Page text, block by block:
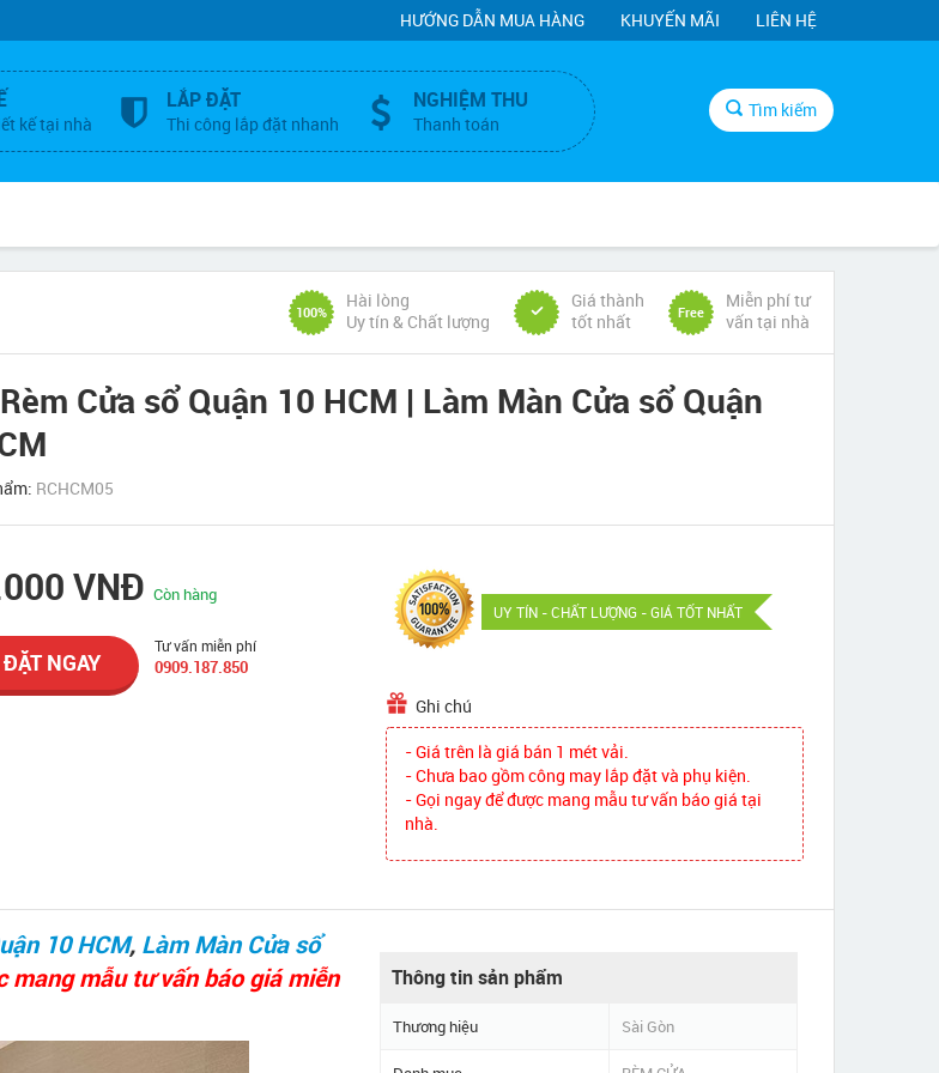
HƯỚNG DẪN MUA HÀNG KHUYẾN MÃI LIÊN HỆ
kế tại nhà
LẮP ĐẶT
Thi công lắp đặt nhanh
NGHIỆM THU
Thanh toán
Tìm kiếm
100%
Hài lòng
Uy tín & Chất lượng
Giá thành
tốt nhất
Free
Miễn phí tư
vấn tại nhà
Cửa sổ Quận 10 HCM | Làm Màn Cửa sổ Quận
RCHCM05
VNĐCòn hàng
ĐẶT NGAY
Tư vấn miễn phí
0909.187.850
UY TÍN - CHẤT LƯỢNG - GIÁ TỐT NHẤT
Ghi chú
- Giá trên là giá bán 1 mét vải.
- Chưa bao gồm công may lắp đặt và phụ kiện.
- Gọi ngay để được mang mẫu tư vấn báo giá tại
nhà.
10 HCM, Làm Màn Cửa sổ
mang mẫu tư vấn báo giá miễn
Thông tin sản phẩm
Thương hiệu Sài Gòn